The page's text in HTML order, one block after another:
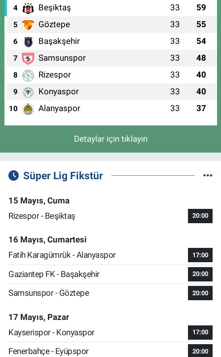
4 Beşiktaş 33 59
5 Göztepe 33 55
6 Başakşehir 33 54
7 Samsunspor 33 48
8 Rizespor 33 40
9 Konyaspor 33 40
10 Alanyaspor 33 37
Detaylar için tıklayın
Süper Lig Fikstür
15 Mayıs, Cuma
Rizespor - Beşiktaş
20:00
16 Mayıs, Cumartesi
Fatih Karagümrük - Alanyaspor
17:00
Gaziantep FK - Başakşehir 20:00
Samsunspor - Göztepe 20:00
17 Mayıs, Pazar
Kayserispor - Konyaspor
17:00
Fenerbahçe - Eyüpspor 20:00